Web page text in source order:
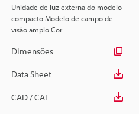
Unidade de luz externa do modelo
compacto Modelo de campo de
visão amplo Cor
Dimensões
Data Sheet
CAD / CAE